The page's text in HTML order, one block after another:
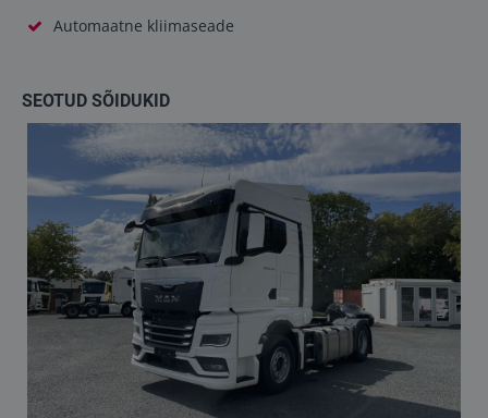
Automaatne kliimaseade
SEOTUD SÕIDUKID